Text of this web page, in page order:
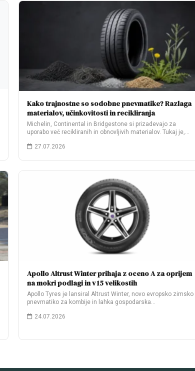
Kako trajnostne so sodobne pnevmatike? Razlaga
materialov, učinkovitosti in recikliranja
Michelin, Continental in Bridgestone si prizadevajo za
uporabo več recikliranih in obnovljivih materialov. Tukaj je,…
27.07.2026
Apollo Altrust Winter prihaja z oceno A za oprijem
na mokri podlagi in v 15 velikostih
Apollo Tyres je lansiral Altrust Winter, novo evropsko zimsko
pnevmatiko za kombije in lahka gospodarska…
24.07.2026